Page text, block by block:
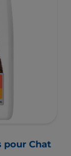
pour Chat